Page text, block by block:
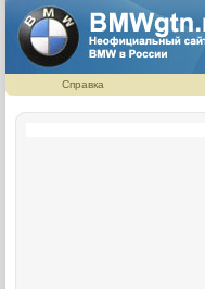
Справка